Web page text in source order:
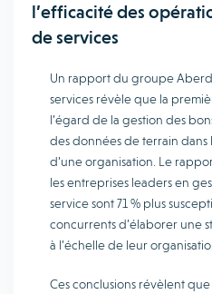
l’efficacité des
de services
Un rapport du groupe
services révèle que la
l’égard de la gestion des
des données de terrain dans
d’une organisation. Le
les entreprises leaders en
service sont 71 % plus
concurrents d’élaborer une
à l’échelle de leur
Ces conclusions révèlent